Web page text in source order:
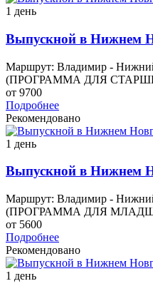
1 день
Выпускной в Нижнем
Маршрут: Владимир -
(ПРОГРАММА ДЛЯ
от 9700
Подробнее
Рекомендовано
1 день
Выпускной в Нижнем
Маршрут: Владимир -
(ПРОГРАММА ДЛЯ
от 5600
Подробнее
Рекомендовано
1 день